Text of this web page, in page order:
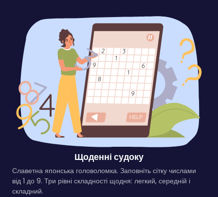
Щоденні судоку
Славетна японська головоломка. Заповніть сітку числами
від 1 до 9. Три рівні складності щодня: легкий, середній і
складний.